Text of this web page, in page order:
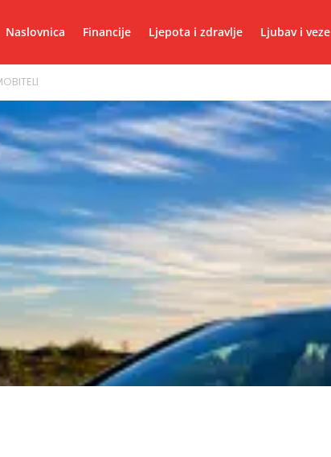
Naslovnica Financije Ljepota i zdravlje Ljubav i veze